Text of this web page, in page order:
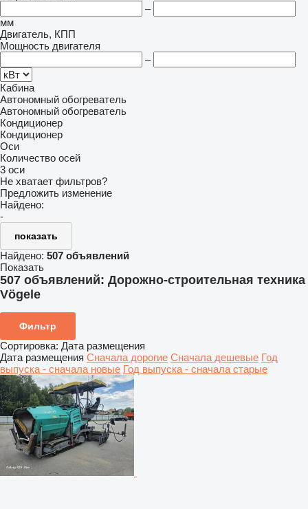
–
мм
Двигатель, КПП
Мощность двигателя
–
Кабина
Автономный обогреватель
Автономный обогреватель
Кондиционер
Кондиционер
Оси
Количество осей
3 оси
Не хватает фильтров?
Предложить изменение
Найдено:
-
показать
Найдено: 507 объявлений
Показать
507 объявлений: Дорожно-строительная техника
Vögele
Фильтр
Сортировка: Дата размещения
Дата размещения Сначала дорогие Сначала дешевые Год
выпуска - сначала новые Год выпуска - сначала старые